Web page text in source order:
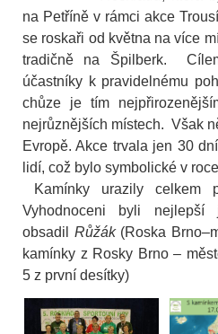
na Petříně v rámci akce
se roskaři od května na více
tradičně na Špilberk.
účastníky k pravidelnému
chůze je tím
nejrůznějších místech. Však
Evropě. Akce trvala jen 30
lidí, což bylo symbolické v
Kamínky urazily celkem
Vyhodnoceni byli nejlepší
obsadil Růžák(Roska
kamínky z Rosky Brno –
5 z první desítky)